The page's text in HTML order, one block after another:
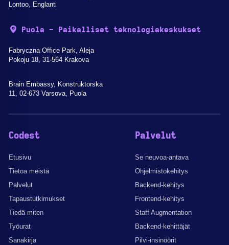
Lontoo, Englanti
Puola - Paikalliset teknologiakeskukset
Fabryczna Office Park, Aleja
Pokoju 18, 31-564 Krakova
Brain Embassy, Konstruktorska
11, 02-673 Varsova, Puola
Codest
Etusivu
Tietoa meistä
Palvelut
Tapaustutkimukset
Tiedä miten
Työurat
Sanakirja
Palvelut
Se neuvoa-antava
Ohjelmistokehitys
Backend-kehitys
Frontend-kehitys
Staff Augmentation
Backend-kehittäjät
Pilvi-insinöörit